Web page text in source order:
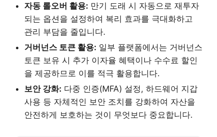
자동 롤오버 활용: 만기 도래 시 자동으로 재투자
되는 옵션을 설정하여 복리 효과를 극대화하고
관리 부담을 줄입니다.
거버넌스 토큰 활용: 일부 플랫폼에서는 거버넌스
토큰 보유 시 추가 이자율 혜택이나 수수료 할인
을 제공하므로 이를 적극 활용합니다.
보안 강화: 다중 인증(MFA) 설정, 하드웨어 지갑
사용 등 자체적인 보안 조치를 강화하여 자산을
안전하게 보호하는 것이 무엇보다 중요합니다.